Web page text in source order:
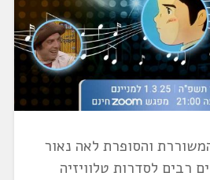
קולות 45 – המשוררת והסופרת לאה נאור
רבים לסדרות טלוויזיה